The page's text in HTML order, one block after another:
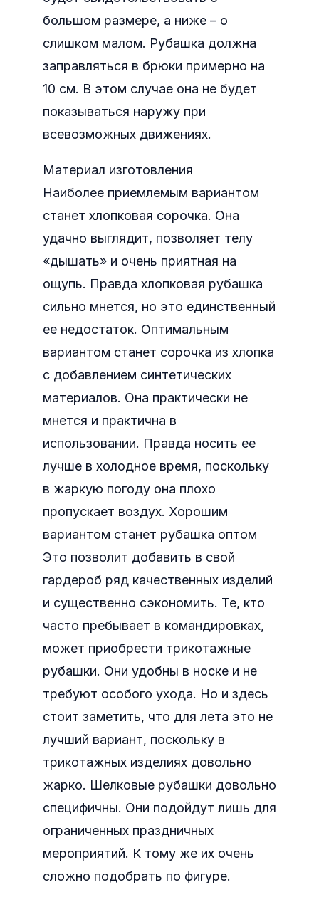
большом размере, а ниже – о
слишком малом. Рубашка должна
заправляться в брюки примерно на
10 см. В этом случае она не будет
показываться наружу при
всевозможных движениях.
Материал изготовления
Наиболее приемлемым вариантом
станет хлопковая сорочка. Она
удачно выглядит, позволяет телу
«дышать» и очень приятная на
ощупь. Правда хлопковая рубашка
сильно мнется, но это единственный
ее недостаток. Оптимальным
вариантом станет сорочка из хлопка
с добавлением синтетических
материалов. Она практически не
мнется и практична в
использовании. Правда носить ее
лучше в холодное время, поскольку
в жаркую погоду она плохо
пропускает воздух. Хорошим
вариантом станет рубашка оптом
Это позволит добавить в свой
гардероб ряд качественных изделий
и существенно сэкономить. Те, кто
часто пребывает в командировках,
может приобрести трикотажные
рубашки. Они удобны в носке и не
требуют особого ухода. Но и здесь
стоит заметить, что для лета это не
лучший вариант, поскольку в
трикотажных изделиях довольно
жарко. Шелковые рубашки довольно
специфичны. Они подойдут лишь для
ограниченных праздничных
мероприятий. К тому же их очень
сложно подобрать по фигуре.